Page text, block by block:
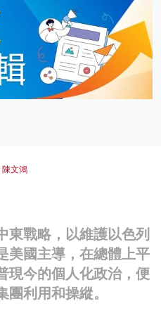
陳文鴻
東戰略，以維護以色列
美國主導，在總體上平
現今的個人化政治，便
利用和操縱。